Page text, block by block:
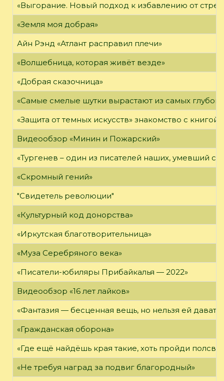
«Выгорание. Новый подход к избавлению от
«Земля моя добрая»
Айн Рэнд «Атлант расправил плечи»
«Волшебница, которая живёт везде»
«Добрая сказочница»
«Самые смелые шутки вырастают из самых
«Защита от темных искусств» знакомство с
Видеообзор «Минин и Пожарский»
«Тургенев – один из писателей наших, умевший
«Скромный гений»
"Свидетель революции"
«Культурный код донорства»
«Иркутская благотворительница»
«Муза Серебряного века»
«Писатели-юбиляры Прибайкалья — 2022»
Видеообзор «16 лет лайков»
«Фантазия — бесценная вещь, но нельзя ей давать
«Гражданская оборона»
«Где ещё найдёшь края такие, хоть пройди
«Не требуя наград за подвиг благородный»